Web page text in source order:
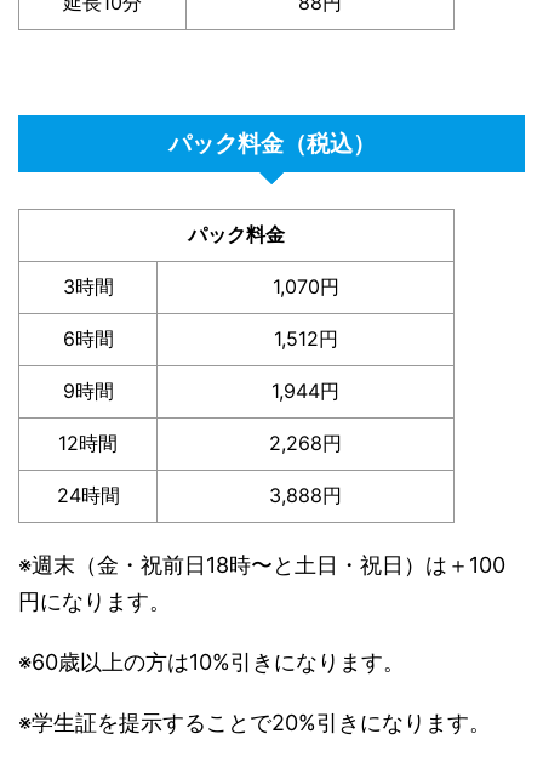
パック料金（税込）
パック料金
3時間 1,070円
6時間 1,512円
9時間 1,944円
12時間 2,268円
24時間 3,888円
※週末（金・祝前日18時〜と土日・祝日）は＋100
円になります。
※60歳以上の方は10%引きになります。
※学生証を提示することで20%引きになります。